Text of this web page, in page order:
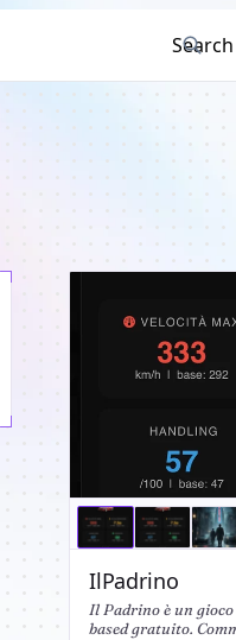
IlPadrino
Il Padrino è un
based gratuito.